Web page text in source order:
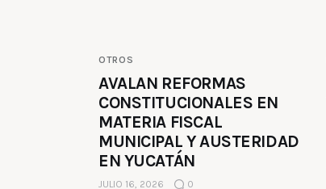
OTROS
AVALAN REFORMAS
CONSTITUCIONALES EN
MATERIA FISCAL
MUNICIPAL Y AUSTERIDAD
EN YUCATÁN
JULIO 16, 2026 0